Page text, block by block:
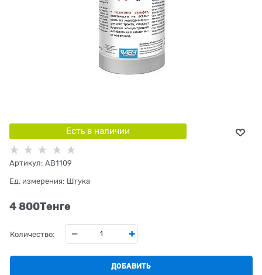
Есть в наличии
Артикул: AB1109
Ед. измерения: Штука
4 800Tенге
Количество:
ДОБАВИТЬ